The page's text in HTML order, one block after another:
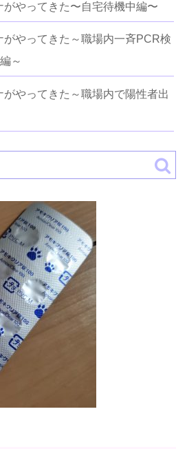
がやってきた〜自宅待機中編〜
がやってきた～職場内一斉PCR検
～
がやってきた～職場内で陽性者出